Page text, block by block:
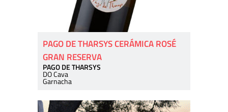
PAGO DE THARSYS CERÁMICA ROSÉ
GRAN RESERVA
PAGO DE THARSYS
DO Cava
Garnacha